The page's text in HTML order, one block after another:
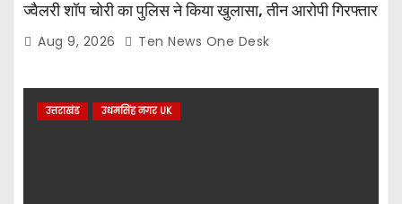
ज्वैलरी शॉप चोरी का पुलिस ने किया खुलासा, तीन आरोपी गिरफ्तार
Aug 9, 2026 Ten News One Desk
उत्तराखंड उधमसिंह नगर UK